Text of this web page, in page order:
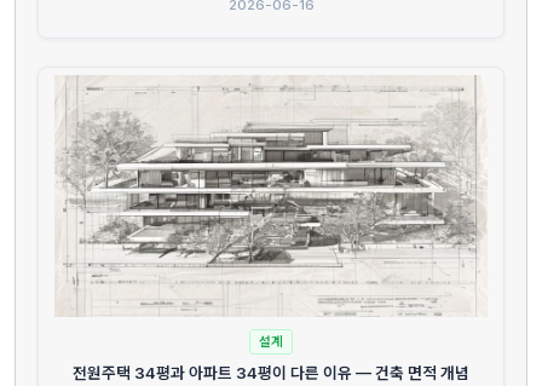
2026-06-16
설계
전원주택 34평과 아파트 34평이 다른 이유 — 건축 면적 개념